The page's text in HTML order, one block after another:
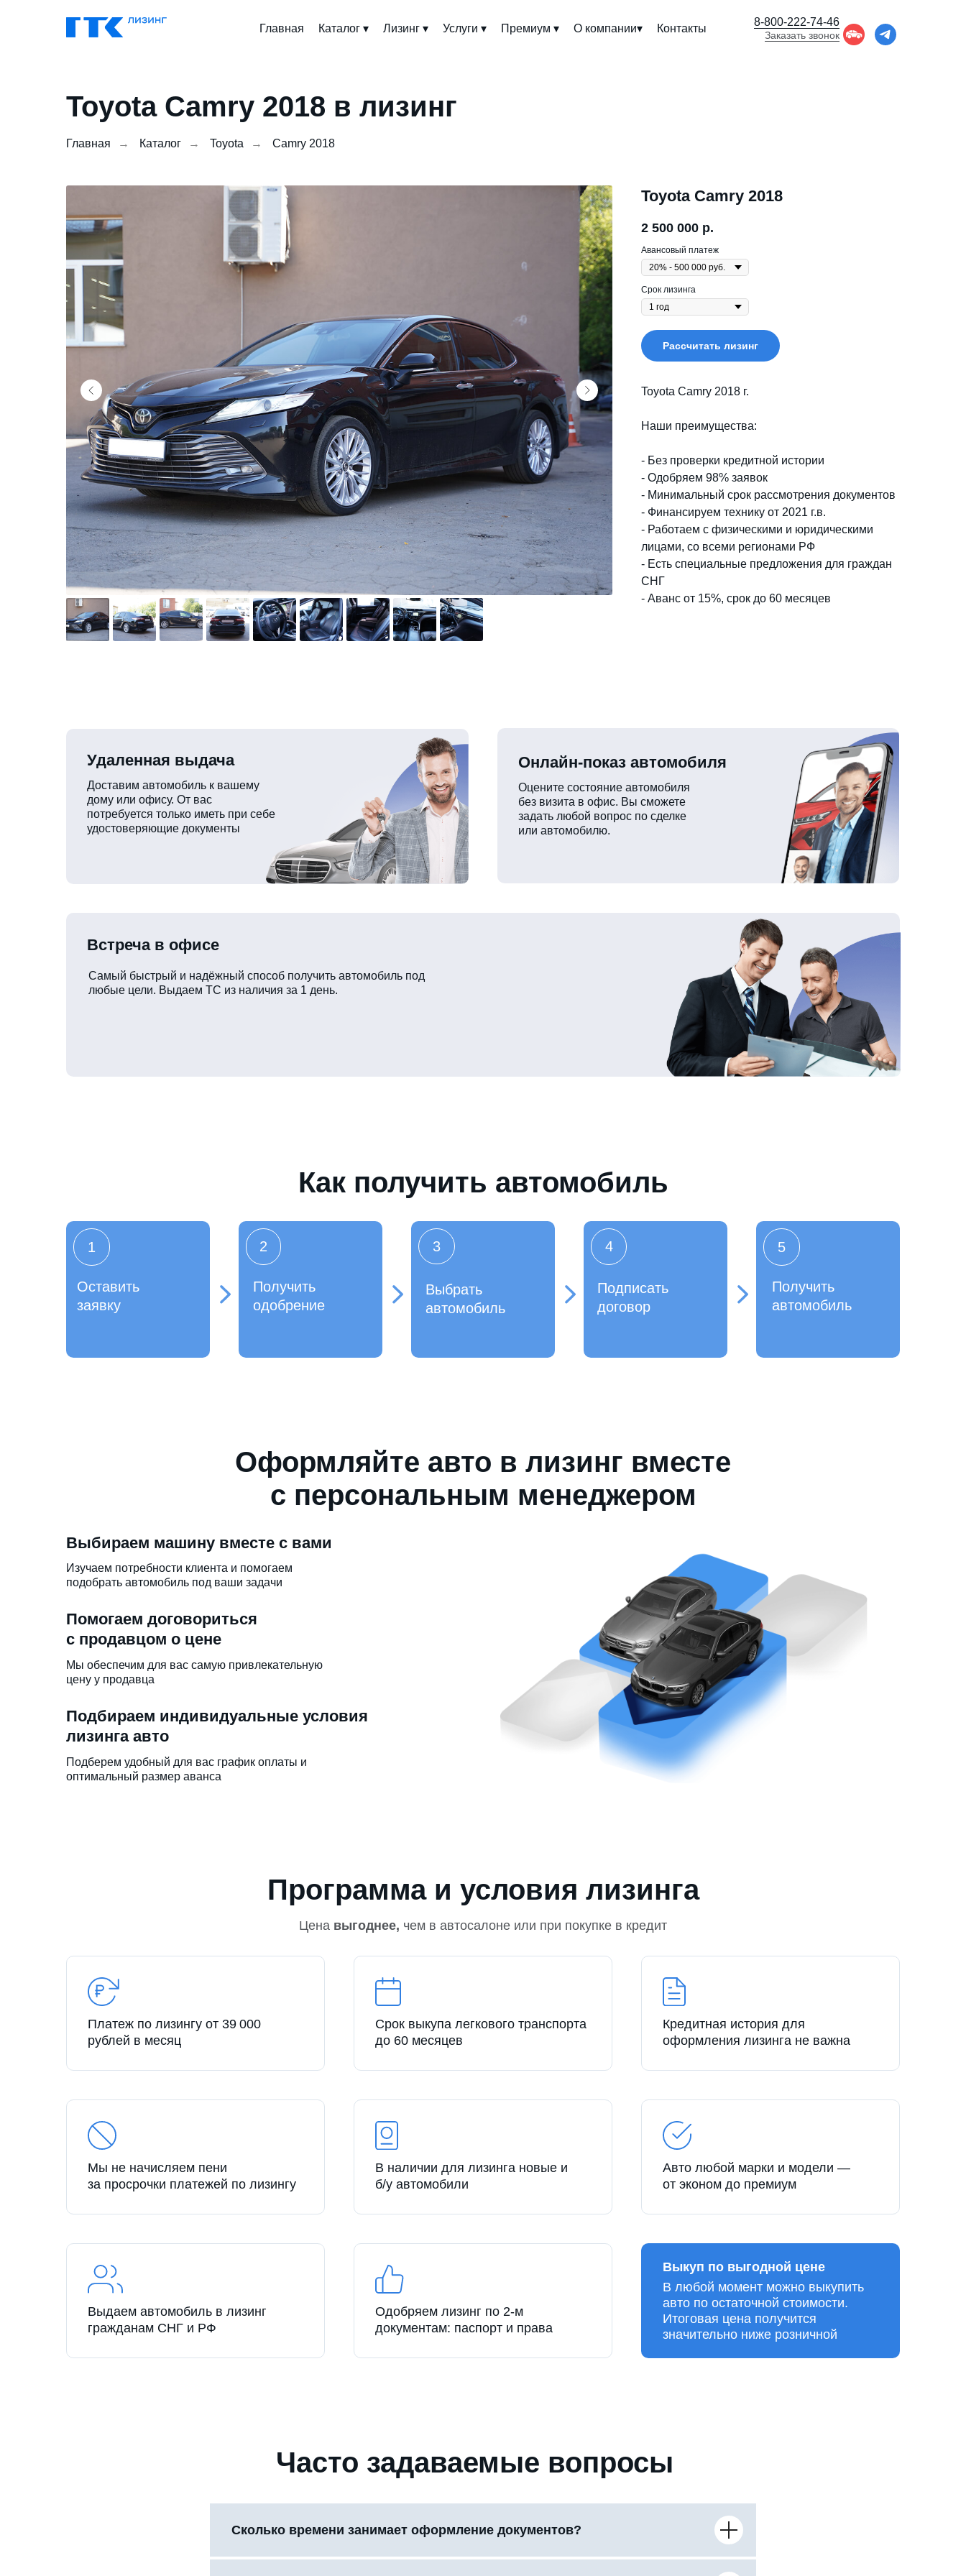
Главная Каталог ▾ Лизинг ▾ Услуги ▾ Премиум ▾ О компании▾ Контакты
8-800-222-74-46
Заказать звонок
Toyota Camry 2018 в лизинг
Главная → Каталог → Toyota → Camry 2018
Toyota Camry 2018
2 500 000 р.
Авансовый платеж
Срок лизинга
Рассчитать лизинг
Toyota Camry 2018 г.
Наши преимущества:
- Без проверки кредитной истории
- Одобряем 98% заявок
- Минимальный срок рассмотрения документов
- Финансируем технику от 2021 г.в.
- Работаем с физическими и юридическими
лицами, со всеми регионами РФ
- Есть специальные предложения для граждан
СНГ
- Аванс от 15%, срок до 60 месяцев
Доставим автомобиль к вашему
дому или офису. От вас
потребуется только иметь при себе
удостоверяющие документы
Оцените состояние автомобиля
без визита в офис. Вы сможете
задать любой вопрос по сделке
или автомобилю.
Самый быстрый и надёжный способ получить автомобиль под
любые цели. Выдаем ТС из наличия за 1 день.
Удаленная выдача Онлайн-показ автомобиля
Встреча в офисе
Как получить автомобиль
Получить
автомобиль
5
Подписать
договор
4
Выбрать
автомобиль
3
Получить
одобрение
2
Оставить
заявку
1
Подбираем индивидуальные условия
лизинга авто
Подберем удобный для вас график оплаты и
оптимальный размер аванса
Помогаем договориться
с продавцом о цене
Мы обеспечим для вас самую привлекательную
цену у продавца
Выбираем машину вместе с вами
Изучаем потребности клиента и помогаем
подобрать автомобиль под ваши задачи
Оформляйте авто в лизинг вместе
с персональным менеджером
Программа и условия лизинга
Цена выгоднее, чем в автосалоне или при покупке в кредит
Платеж по лизингу от 39 000
рублей в месяц
Срок выкупа легкового транспорта
до 60 месяцев
Кредитная история для
оформления лизинга не важна
Мы не начисляем пени
за просрочки платежей по лизингу
В наличии для лизинга новые и
б/у автомобили
Авто любой марки и модели —
от эконом до премиум
Выдаем автомобиль в лизинг
гражданам СНГ и РФ
Одобряем лизинг по 2-м
документам: паспорт и права
В любой момент можно выкупить
авто по остаточной стоимости.
Итоговая цена получится
значительно ниже розничной
Выкуп по выгодной цене
Часто задаваемые вопросы
Сколько времени занимает оформление документов?